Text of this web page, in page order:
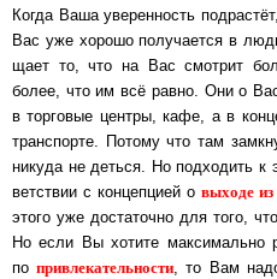
Когда Ваша уверенность
Вас уже хо­ро­шо по­лу­ча­ет­ся в
ща­ет то, что на Вас смот­рит
более, что им всё рав­но. Они о
в тор­го­вые центры, ка­фе, а в
транс­пор­те. По­то­му что там
никуда не деться. Но под­хо­дить
вет­с­т­вии с кон­цеп­цией о вы­хо­де
этого уже дос­та­точ­но для того,
Но если Вы хо­ти­те мак­си­маль­но
поприв­ле­ка­тель­нос­ти , то Вам